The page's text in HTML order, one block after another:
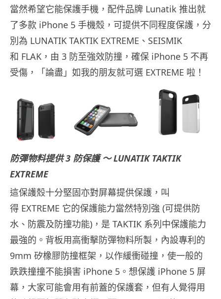
當然希望它能保護手機，配件品牌 Lunatik 推出就
了多款 iPhone 5 手機殼，可提供不同程度保護，分
別為 LUNATIK TAKTIK EXTREME、SEISMIK
和 FLAK，由 3 防至強效防撞，確保 iPhone 5 不再
受傷，「論盡」如我的朋友就可選 EXTREME 啦！
防彈物料提供 3 防保護 ～ LUNATIK TAKTIK
EXTREME
這保護殼十分堅固亦對屏幕提供保護，叫
得 EXTREME 它的保護能力當然特別強 (可提供防
水、防震及防撞功能)，是 TAKTIK 系列中保護能力
最強的。背板用高衝擊防彈物料所製，內設專利的
9mm 矽橡膠防撞框架，以作緩衝碰撞，使一般的
跌跌撞撞不能損害 iPhone 5。想保護 iPhone 5 屏
幕，大家可能會用有前蓋的保護套，但有人覺得用